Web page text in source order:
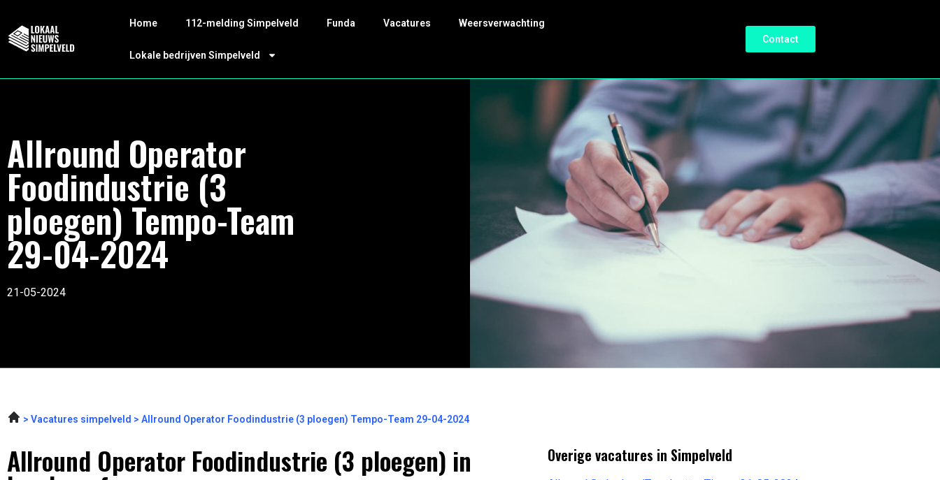
Home 112-melding Simpelveld Funda Vacatures Weersverwachting
Lokale bedrijven Simpelveld
Contact
Allround Operator
Foodindustrie (3
ploegen) Tempo-Team
29-04-2024
21-05-2024
Vacatures simpelveld Allround Operator Foodindustrie (3 ploegen) Tempo-Team 29-04-2024
Allround Operator Foodindustrie (3 ploegen) in Overige vacatures in Simpelveld